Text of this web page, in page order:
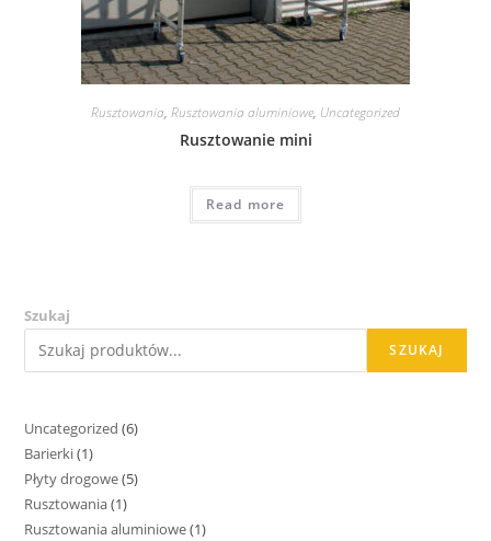
Rusztowania, Rusztowania aluminiowe, Uncategorized
Rusztowanie mini
Read more
Szukaj
SZUKAJ
Uncategorized 6
Barierki 1
Płyty drogowe 5
Rusztowania 1
Rusztowania aluminiowe 1